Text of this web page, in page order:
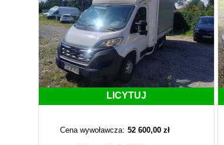
LICYTUJ
Cena wywoławcza: 52 600,00 zł